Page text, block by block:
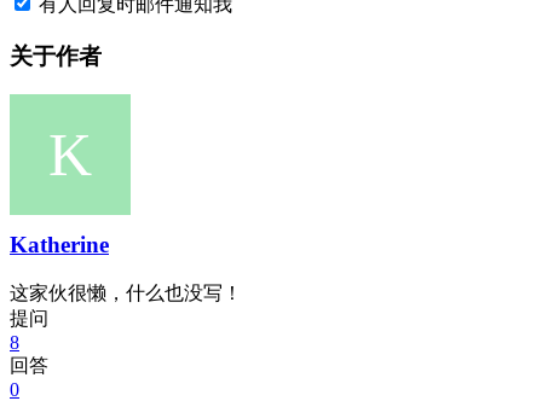
关于作者
Katherine
这家伙很懒，什么也没写！
提问
8
回答
0